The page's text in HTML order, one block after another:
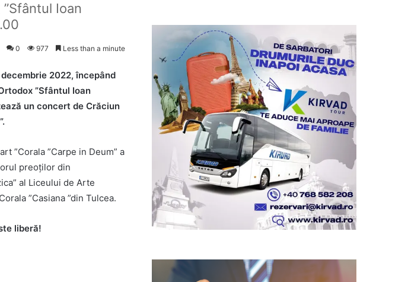
Ioan
0 977 Less than a minute
2022, începând
”Sfântul Ioan
un concert de Crăciun
”Corala ”Carpe in Deum” a
preoților din
al Liceului de Arte
”Casiana ”din Tulcea.
liberă!